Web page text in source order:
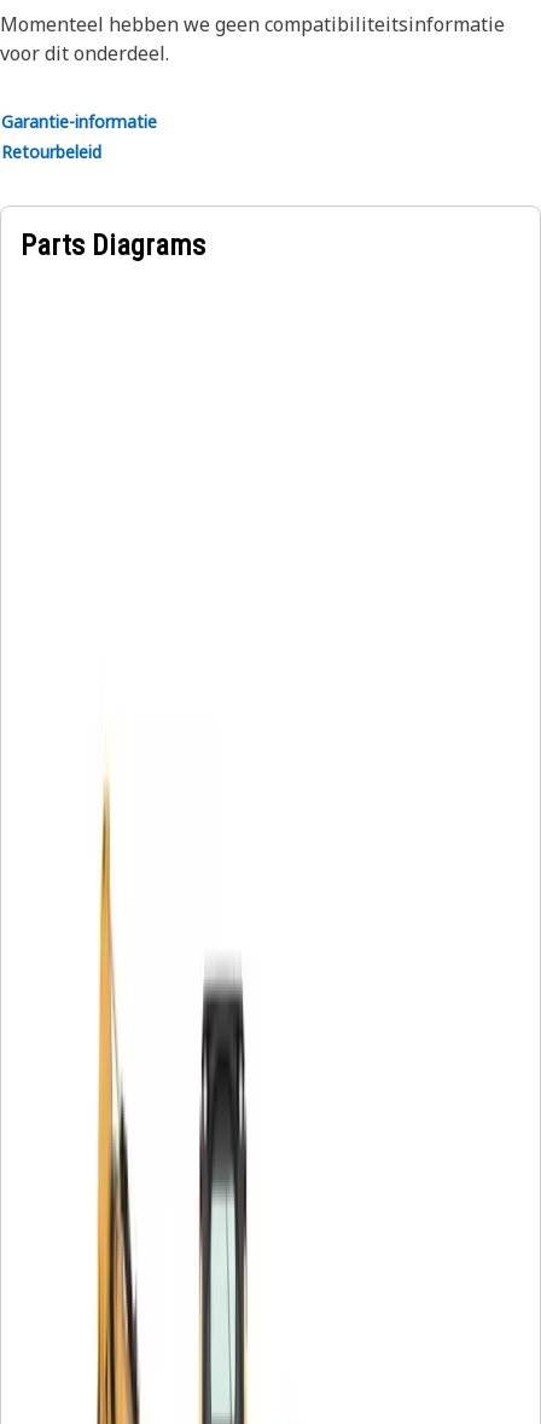
Momenteel hebben we geen compatibiliteitsinformatie
voor dit onderdeel.
Garantie-informatie
Retourbeleid
Parts Diagrams